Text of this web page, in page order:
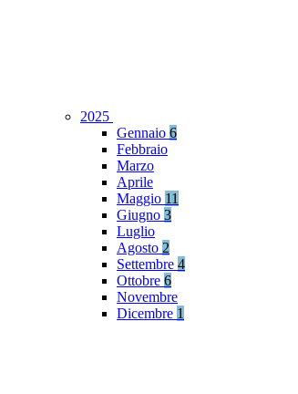
2025
Gennaio 6
Febbraio
Marzo
Aprile
Maggio 11
Giugno 3
Luglio
Agosto 2
Settembre 4
Ottobre 6
Novembre
Dicembre 1